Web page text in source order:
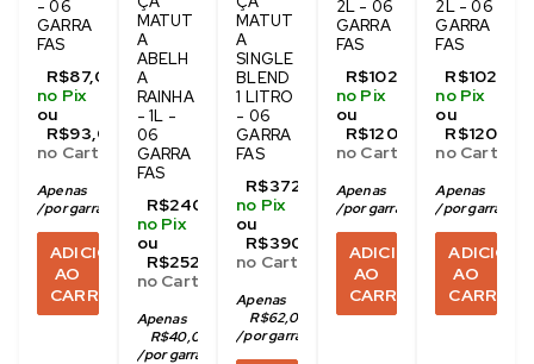
- 06
GARRA
FAS
R$87,00
no Pix
ou
R$93,00
no Cartão
Apenas
/por garrafa no pix
ADICIONAR
AO
CARRINHO
MATUT
A
ABELH
A
RAINHA
- 1L -
06
GARRA
FAS
R$240,00
no Pix
ou
R$252,00
no Cartão
Apenas
R$40,00
/por garrafa no pix
MATUT
A
SINGLE
BLEND
1 LITRO
- 06
GARRA
FAS
R$372,00
no Pix
ou
R$390,00
no Cartão
Apenas
R$62,00
/por garrafa no pix
2L - 06
GARRA
FAS
R$102,00
no Pix
ou
R$120,00
no Cartão
Apenas
17,00
/por garrafa no pix
ADICIONAR
AO
CARRINHO
2L - 06
GARRA
FAS
R$102,00
no Pix
ou
R$120,00
no Cartão
Apenas
/por garrafa
AO